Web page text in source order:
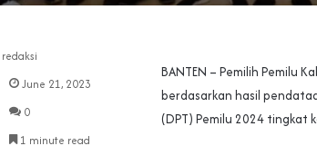
BANTEN – Pemilih Pemilu
berdasarkan hasil
(DPT) Pemilu 2024 tingkat
redaksi
June 21, 2023
0
1 minute read